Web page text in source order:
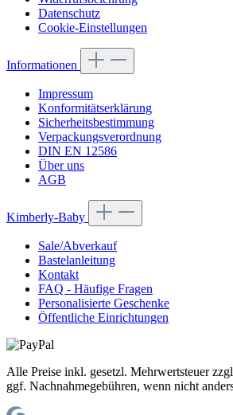
Datenschutz
Cookie-Einstellungen
Informationen
Impressum
Konformitätserklärung
Sicherheitsbestimmung
Verpackungsverordnung
DIN EN 12586
Über uns
AGB
Kimberly-Baby
Sale/Abverkauf
Bastelanleitung
Kontakt
FAQ - Häufige Fragen
Personalisierte Geschenke
Öffentliche Einrichtungen
Alle Preise inkl. gesetzl. Mehrwertsteuer
ggf. Nachnahmegebühren, wenn nicht